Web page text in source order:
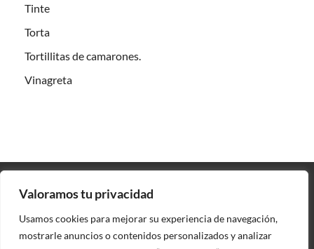
Valoramos tu privacidad
Usamos cookies para mejorar su experiencia de navegación,
mostrarle anuncios o contenidos personalizados y analizar
Tinte
Torta
Tortillitas de camarones.
Vinagreta
Política de privacidad